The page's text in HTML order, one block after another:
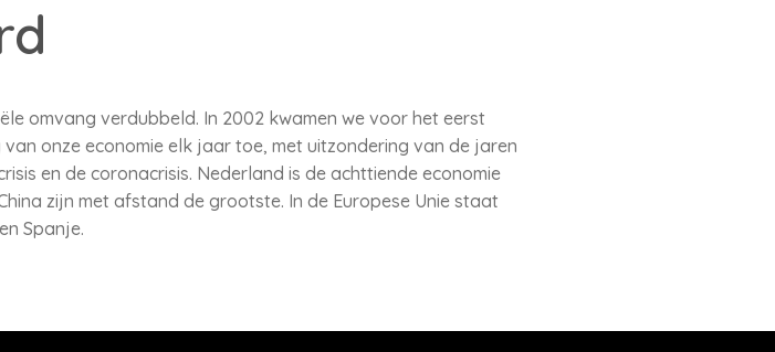
omvang verdubbeld. In 2002 kwamen we voor het eerst
onze economie elk jaar toe, met uitzondering van de jaren
en de coronacrisis. Nederland is de achttiende economie
zijn met afstand de grootste. In de Europese Unie staat
Spanje.